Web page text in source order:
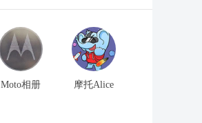
Moto相册 摩托Alice